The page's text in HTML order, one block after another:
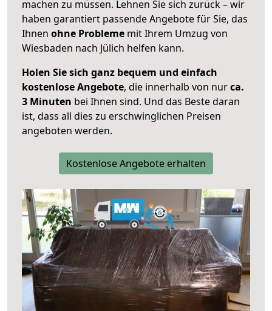
machen zu müssen. Lehnen Sie sich zurück – wir
haben garantiert passende Angebote für Sie, das
Ihnen ohne Probleme mit Ihrem Umzug von
Wiesbaden nach Jülich helfen kann.
Holen Sie sich ganz bequem und einfach
kostenlose Angebote, die innerhalb von nurca.
3 Minuten bei Ihnen sind. Und das Beste daran
ist, dass all dies zu erschwinglichen Preisen
angeboten werden.
Kostenlose Angebote erhalten